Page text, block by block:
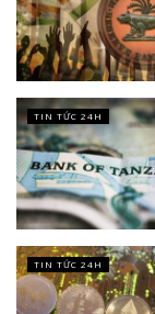
TIN TỨC 24H
TIN TỨC 24H